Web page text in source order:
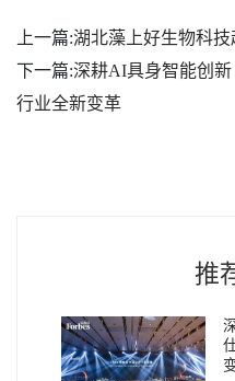
上一篇:湖北藻上好生物科技
下一篇:深耕AI具身智能创
行业全新变革
推